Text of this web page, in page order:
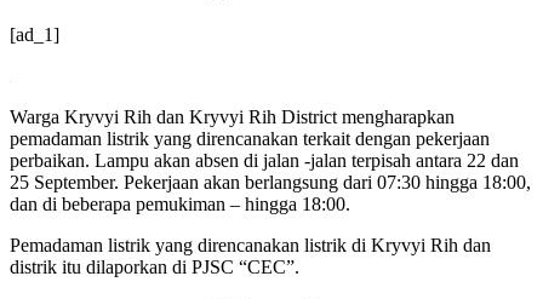
[ad_1]
Warga Kryvyi Rih dan Kryvyi Rih District mengharapkan
pemadaman listrik yang direncanakan terkait dengan pekerjaan
perbaikan. Lampu akan absen di jalan -jalan terpisah antara 22 dan
25 September. Pekerjaan akan berlangsung dari 07:30 hingga 18:00,
dan di beberapa pemukiman – hingga 18:00.
Pemadaman listrik yang direncanakan listrik di Kryvyi Rih dan
distrik itu dilaporkan di PJSC “CEC”.